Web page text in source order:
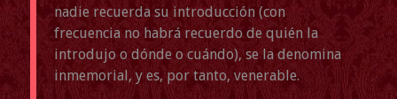
nadie recuerda su introducción (con
frecuencia no habrá recuerdo de quién la
introdujo o dónde o cuándo), se la denomina
inmemorial, y es, por tanto, venerable.